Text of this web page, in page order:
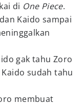
di One Piece.
Kaido sampai
gak tahu Zoro
sudah tahu
membuat